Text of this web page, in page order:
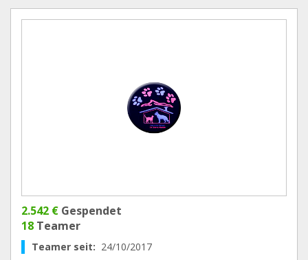
2.542 € Gespendet
18 Teamer
Teamer seit: 24/10/2017